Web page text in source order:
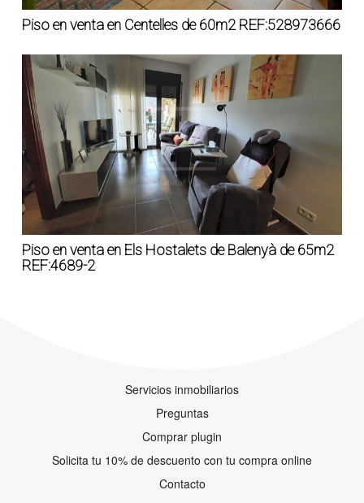
Piso en venta en Centelles de 60m2 REF:528973666
Piso en venta en Els Hostalets de Balenyà de 65m2
REF:4689-2
Servicios inmobiliarios
Preguntas
Comprar plugin
Solicita tu 10% de descuento con tu compra online
Contacto